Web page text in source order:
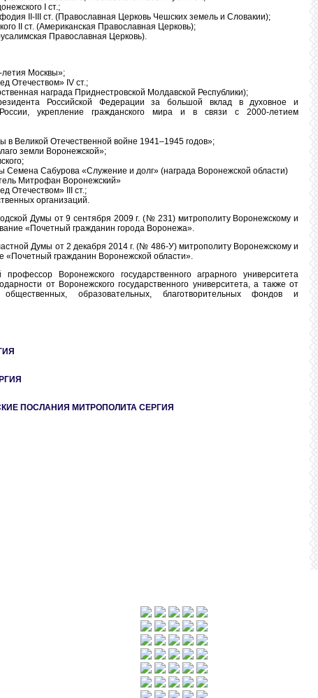
I ст.;
II-III ст. (Православная Церковь Чешских земель и Словакии);
II ст. (Американская Православная Церковь);
Православная Церковь).
летия Москвы»;
Отечеством» IV ст.;
награда Приднестровской Молдавской Республики);
Российской Федерации за большой вклад в духовное и
укрепление гражданского мира и в связи с 2000-летием
в Великой Отечественной войне 1941–1945 годов»;
земли Воронежской»;
Семена Сабурова «Служение и долг» (награда Воронежской области)
Митрофан Воронежский»
Отечеством» III ст.;
организаций.
Думы от 9 сентября 2009 г. (№ 231) митрополиту Воронежскому и
«Почетный гражданин города Воронежа».
Думы от 2 декабря 2014 г. (№ 486-У) митрополиту Воронежскому и
«Почетный гражданин Воронежской области».
Воронежского государственного аграрного университета
от Воронежского государственного университета, а также от
общественных, образовательных, благотворительных фондов и
ПОСЛАНИЯ МИТРОПОЛИТА СЕРГИЯ